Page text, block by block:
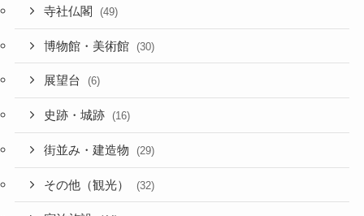
寺社仏閣 (49)
博物館・美術館 (30)
展望台 (6)
史跡・城跡 (16)
街並み・建造物 (29)
その他（観光） (32)